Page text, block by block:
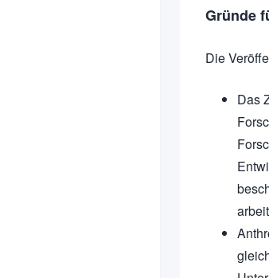
Gründe
Die
Das